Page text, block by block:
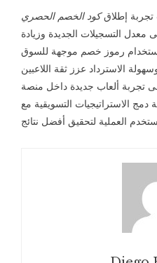
إطلاقكود الخصم الحصري
معدل التسجيلات الجديدة وزيادة
رموز خصم موجهة للسوق
الاسترداد عزز ثقة اللاعبين
دمج الاستراتيجيات التسويقية مع